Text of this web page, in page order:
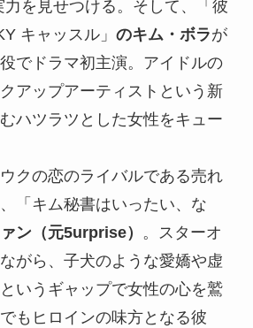
力を見せつける。そして、「彼
キャッスル」 のキム・ボラが
でドラマ初主演。アイドルの
アップアーティストという新
ハツラツとした女性をキュー
クの恋のライバルである売れ
「キム秘書はいったい、な
ン（元5urprise） 。スターオ
がら、子犬のような愛嬌や虚
いうギャップで女性の心を鷲
もヒロインの味方となる彼